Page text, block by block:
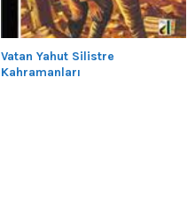
Vatan Yahut Silistre
Kahramanları